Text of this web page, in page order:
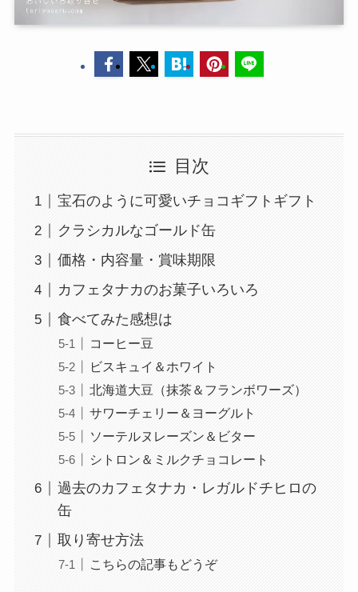
目次
宝石のように可愛いチョコギフトギフト
クラシカルなゴールド缶
価格・内容量・賞味期限
カフェタナカのお菓子いろいろ
食べてみた感想は
コーヒー豆
ビスキュイ＆ホワイト
北海道大豆（抹茶＆フランボワーズ）
サワーチェリー＆ヨーグルト
ソーテルヌレーズン＆ビター
シトロン＆ミルクチョコレート
過去のカフェタナカ・レガルドチヒロの
缶
取り寄せ方法
こちらの記事もどうぞ